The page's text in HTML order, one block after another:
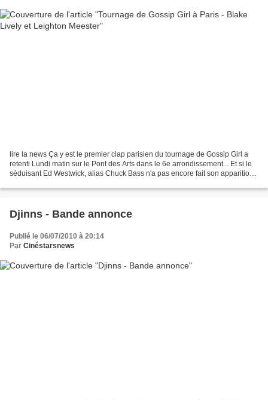
lire la news Ça y est le premier clap parisien du tournage de Gossip Girl a
retenti Lundi matin sur le Pont des Arts dans le 6e arrondissement... Et si le
séduisant Ed Westwick, alias Chuck Bass n'a pas encore fait son apparition,
Djinns - Bande annonce
Publié le 06/07/2010 à 20:14
Par Cinéstarsnews